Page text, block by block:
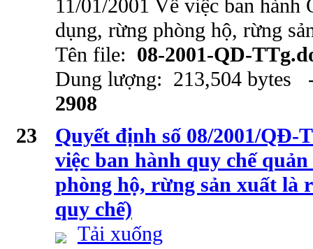
11/01/2001 Về việc ban hành
dụng, rừng phòng hộ, rừng
Tên file: 08-2001-QD-
Dung lượng: 213,504
2908
23
Quyết định số 08/2001/QĐ-
việc ban hành quy chế
phòng hộ, rừng sản xuất là
quy chế)
Tải xuống